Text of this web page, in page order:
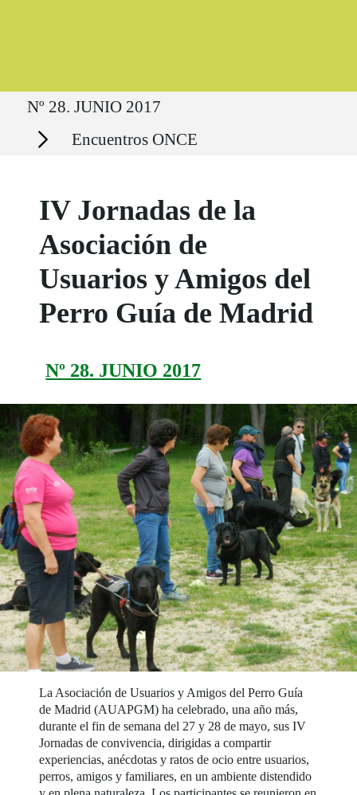
Ruta del sitio
Nº 28. JUNIO 2017
Secciones Encuentros ONCE
IV Jornadas de la
Asociación de
Usuarios y Amigos del
Perro Guía de Madrid
Nº 28. JUNIO 2017
La Asociación de Usuarios y Amigos del Perro Guía
de Madrid (AUAPGM) ha celebrado, una año más,
durante el fin de semana del 27 y 28 de mayo, sus IV
Jornadas de convivencia, dirigidas a compartir
experiencias, anécdotas y ratos de ocio entre usuarios,
perros, amigos y familiares, en un ambiente distendido